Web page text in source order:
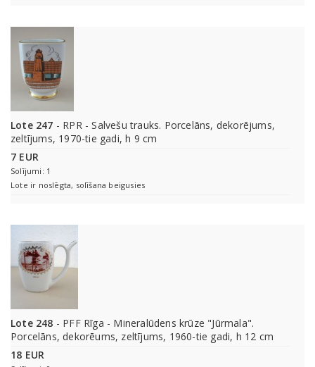
Lote 247 - RPR - Salvešu trauks. Porcelāns, dekorējums,
zeltījums, 1970-tie gadi, h 9 cm
7 EUR
Solījumi: 1
Lote ir noslēgta, solīšana beigusies
Lote 248 - PFF Rīga - Mineralūdens krūze "Jūrmala".
Porcelāns, dekorēums, zeltījums, 1960-tie gadi, h 12 cm
18 EUR